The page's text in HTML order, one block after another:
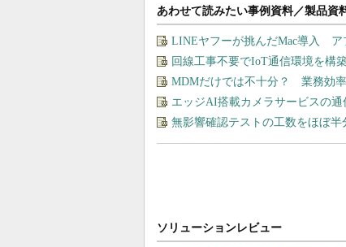
あわせて読みたい事例資料／製品資
LINEヤフーが挑んだMac導入 ア
回線工事不要でIoT通信環境を構
MDMだけでは不十分？ 業務効
エッジAI搭載カメラサービスの
無影響確認テストの工数をほぼ